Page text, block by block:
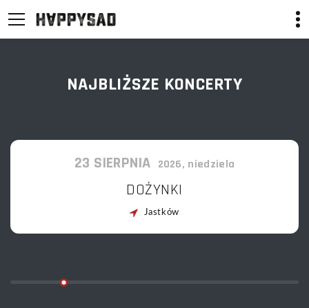
NAJBLIŻSZE KONCERTY
23 SIERPNIA 2026, niedziela
DOŻYNKI
Jastków